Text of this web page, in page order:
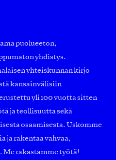
puolueeton,
yhdistys.
yhteiskunnan kirjo
kansainvälisiin
yli 100 vuotta sitten
ja teollisuutta sekä
osaamisesta. Uskomme
ja rakentaa vahvaa,
rakastamme työtä!